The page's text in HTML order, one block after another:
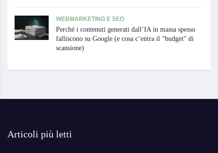
WEBMARKETING E SEO
Perché i contenuti generati dall’IA in massa spesso
falliscono su Google (e cosa c’entra il “budget” di
scansione)
Articoli più letti